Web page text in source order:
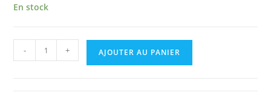
En stock
- + AJOUTER AU PANIER